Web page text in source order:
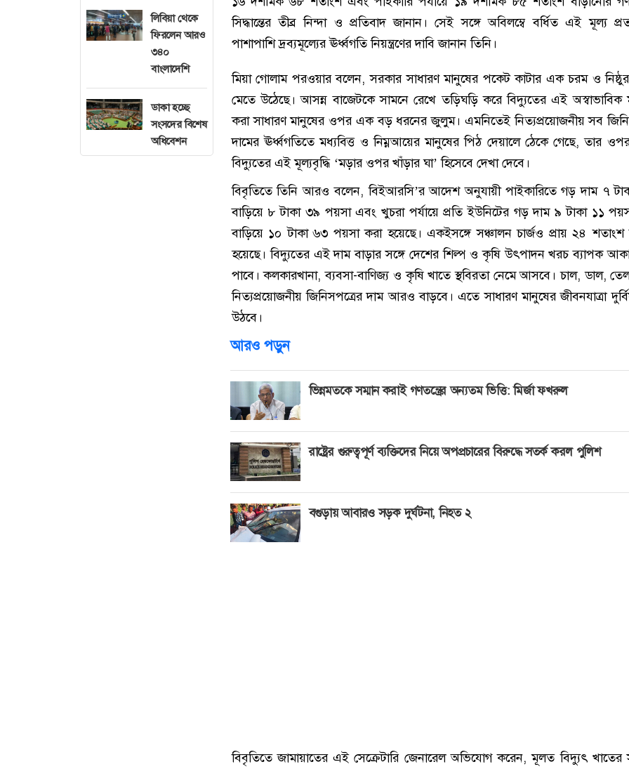
লিবিয়া থেকে
ফিরলেন আরও
৩৪০
বাংলাদেশি
ডাকা হচ্ছে
সংসদের বিশেষ
অধিবেশন
সিদ্ধান্তের তীব্র নিন্দা ও প্রতিবাদ জানান। সেই সঙ্গে অবিলম্বে বর্ধিত এই মূল্য
পাশাপাশি দ্রব্যমূল্যের ঊর্ধ্বগতি নিয়ন্ত্রণের দাবি জানান তিনি।
মিয়া গোলাম পরওয়ার বলেন, সরকার সাধারণ মানুষের পকেট কাটার এক চরম ও
মেতে উঠেছে। আসন্ন বাজেটকে সামনে রেখে তড়িঘড়ি করে বিদ্যুতের এই অস্বাভাবিক
করা সাধারণ মানুষের ওপর এক বড় ধরনের জুলুম। এমনিতেই নিত্যপ্রয়োজনীয় সব
দামের ঊর্ধ্বগতিতে মধ্যবিত্ত ও নিম্নআয়ের মানুষের পিঠ দেয়ালে ঠেকে গেছে, তার
বিদ্যুতের এই মূল্যবৃদ্ধি ‘মড়ার ওপর খাঁড়ার ঘা’ হিসেবে দেখা দেবে।
বিবৃতিতে তিনি আরও বলেন, বিইআরসি’র আদেশ অনুযায়ী পাইকারিতে গড় দাম ৭
বাড়িয়ে ৮ টাকা ৩৯ পয়সা এবং খুচরা পর্যায়ে প্রতি ইউনিটের গড় দাম ৯ টাকা ১১
বাড়িয়ে ১০ টাকা ৬৩ পয়সা করা হয়েছে। একইসঙ্গে সঞ্চালন চার্জও প্রায় ২৪ শতাংশ
হয়েছে। বিদ্যুতের এই দাম বাড়ার সঙ্গে দেশের শিল্প ও কৃষি উৎপাদন খরচ ব্যাপক
পাবে। কলকারখানা, ব্যবসা-বাণিজ্য ও কৃষি খাতে স্থবিরতা নেমে আসবে। চাল, ডাল,
নিত্যপ্রয়োজনীয় জিনিসপত্রের দাম আরও বাড়বে। এতে সাধারণ মানুষের জীবনযাত্রা
উঠবে।
আরও পড়ুন
ভিন্নমতকে সম্মান করাই গণতন্ত্রের অন্যতম ভিত্তি: মির্জা ফখরুল
রাষ্ট্রের গুরুত্বপূর্ণ ব্যক্তিদের নিয়ে অপপ্রচারের বিরুদ্ধে সতর্ক করল পুলিশ
বগুড়ায় আবারও সড়ক দুর্ঘটনা, নিহত ২
বিবৃতিতে জামায়াতের এই সেক্রেটারি জেনারেল অভিযোগ করেন, মূলত বিদ্যুৎ খাতের